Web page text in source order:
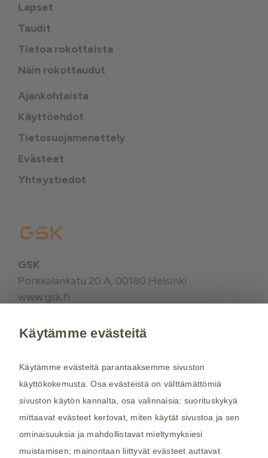
Lapset
Taudit
Tietoa rokotteista
Näin rokottaudut
Ajankohtaista
Käyttöehdot
Tietosuojamenettely
Evästeet
Yhteystiedot
GSK
Porkkalankatu 20 A, 00180 Helsinki
www.gsk.fi
ammattilaiselta. Rokotussuositukset perustuvat
THL:nsuosituksiin. Maakohtaiset
rokotussuositukset perustuvatMatkailijan
terveysoppaaseen, jota toimittaa Kustannus Oy
Duodecim (aiemmin THL). Tarkistamme
maakohtaiset rokotesuositukset kahdesti
Käytämme evästeitä
Käytämme evästeitä parantaaksemme sivuston
käyttökokemusta. Osa evästeistä on välttämättömiä
sivuston käytön kannalta, osa valinnaisia: suorituskykyä
mittaavat evästeet kertovat, miten käytät sivustoa ja sen
ominaisuuksia ja mahdollistavat mieltymyksiesi
muistamisen; mainontaan liittyvät evästeet auttavat